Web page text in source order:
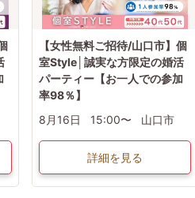
【女性無料ご招待/山口市】個
室Style│誠実な方限定の婚活
パーティー【お一人での参加
率98％】
8月16日
15:00〜 山口市
詳細を見る